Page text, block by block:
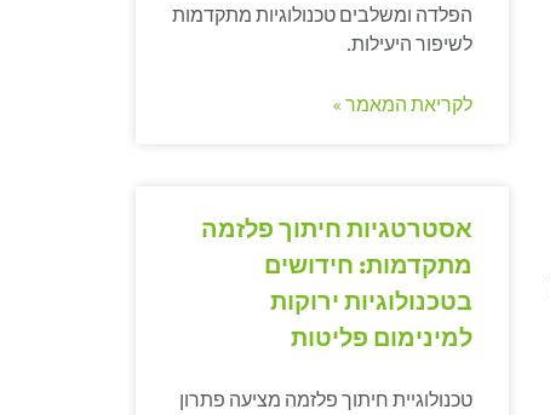
הפלדה ומשלבים טכנולוגיות מתקדמות
לשיפור היעילות.
לקריאת המאמר »
אסטרטגיות חיתוך פלזמה
מתקדמות: חידושים
בטכנולוגיות ירוקות
למינימום פליטות
טכנולוגיית חיתוך פלזמה מציעה פתרון